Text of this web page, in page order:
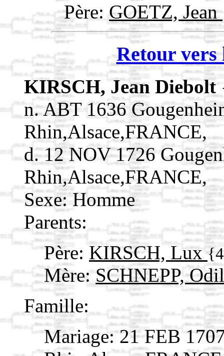
Père: GOETZ, Jean
Retour vers
KIRSCH, Jean Diebolt
n. ABT 1636
Rhin,Alsace,FRANCE,
d. 12 NOV 1726
Rhin,Alsace,FRANCE,
Sexe: Homme
Parents:
Père: KIRSCH, Lux
Mère: SCHNEPP,
Famille:
Mariage: 21 FEB